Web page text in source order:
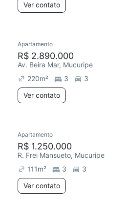
Ver contato
Apartamento
R$ 2.890.000
Av. Beira Mar, Mucuripe
220m² 3
3
Ver contato
Apartamento
R$ 1.250.000
R. Frei Mansueto, Mucuripe
111m² 3
3
Ver contato